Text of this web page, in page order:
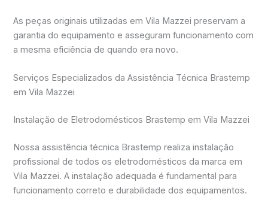
As peças originais utilizadas em Vila Mazzei preservam a
garantia do equipamento e asseguram funcionamento com
a mesma eficiência de quando era novo.
Serviços Especializados da Assistência Técnica Brastemp
em Vila Mazzei
Instalação de Eletrodomésticos Brastemp em Vila Mazzei
Nossa assistência técnica Brastemp realiza instalação
profissional de todos os eletrodomésticos da marca em
Vila Mazzei. A instalação adequada é fundamental para
funcionamento correto e durabilidade dos equipamentos.